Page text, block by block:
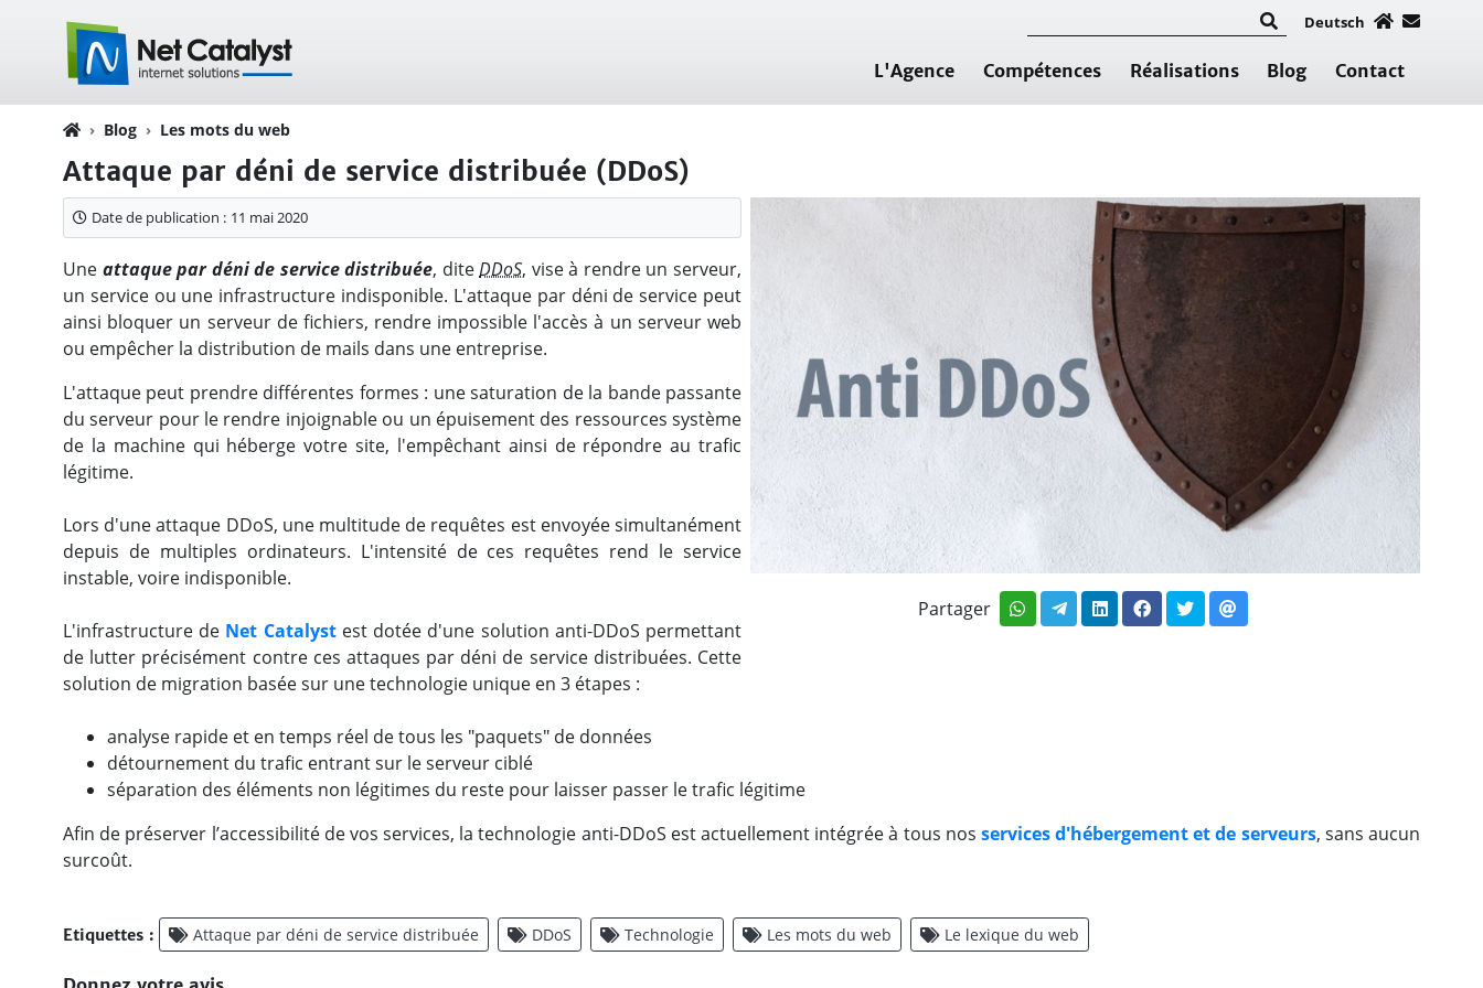
Deutsch
L'Agence Compétences Réalisations Blog Contact
Blog Les mots du web
Attaque par déni de service distribuée (DDoS)
Partager
Date de publication : 11 mai 2020
Une attaque par déni de service distribuée, diteDDoS, vise à rendre un serveur,
un service ou une infrastructure indisponible. L'attaque par déni de service peut
ainsi bloquer un serveur de fichiers, rendre impossible l'accès à un serveur web
ou empêcher la distribution de mails dans une entreprise.
L'attaque peut prendre différentes formes : une saturation de la bande passante
du serveur pour le rendre injoignable ou un épuisement des ressources système
de la machine qui héberge votre site, l'empêchant ainsi de répondre au trafic
légitime.
Lors d'une attaque DDoS, une multitude de requêtes est envoyée simultanément
depuis de multiples ordinateurs. L'intensité de ces requêtes rend le service
instable, voire indisponible.
L'infrastructure de Net Catalystest dotée d'une solution anti-DDoS permettant
de lutter précisément contre ces attaques par déni de service distribuées. Cette
solution de migration basée sur une technologie unique en 3 étapes :
analyse rapide et en temps réel de tous les "paquets" de données
détournement du trafic entrant sur le serveur ciblé
séparation des éléments non légitimes du reste pour laisser passer le trafic légitime
Afin de préserver l’accessibilité de vos services, la technologie anti-DDoS est actuellement intégrée à tous nos services d'hébergement et de serveurs, sans aucun
surcoût.
Etiquettes : Attaque par déni de service distribuée DDoS Technologie Les mots du web Le lexique du web